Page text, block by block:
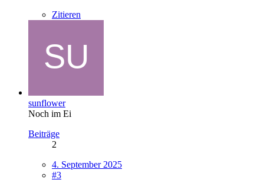
Zitieren
sunflower
Noch im Ei
Beiträge
2
4. September 2025
#3